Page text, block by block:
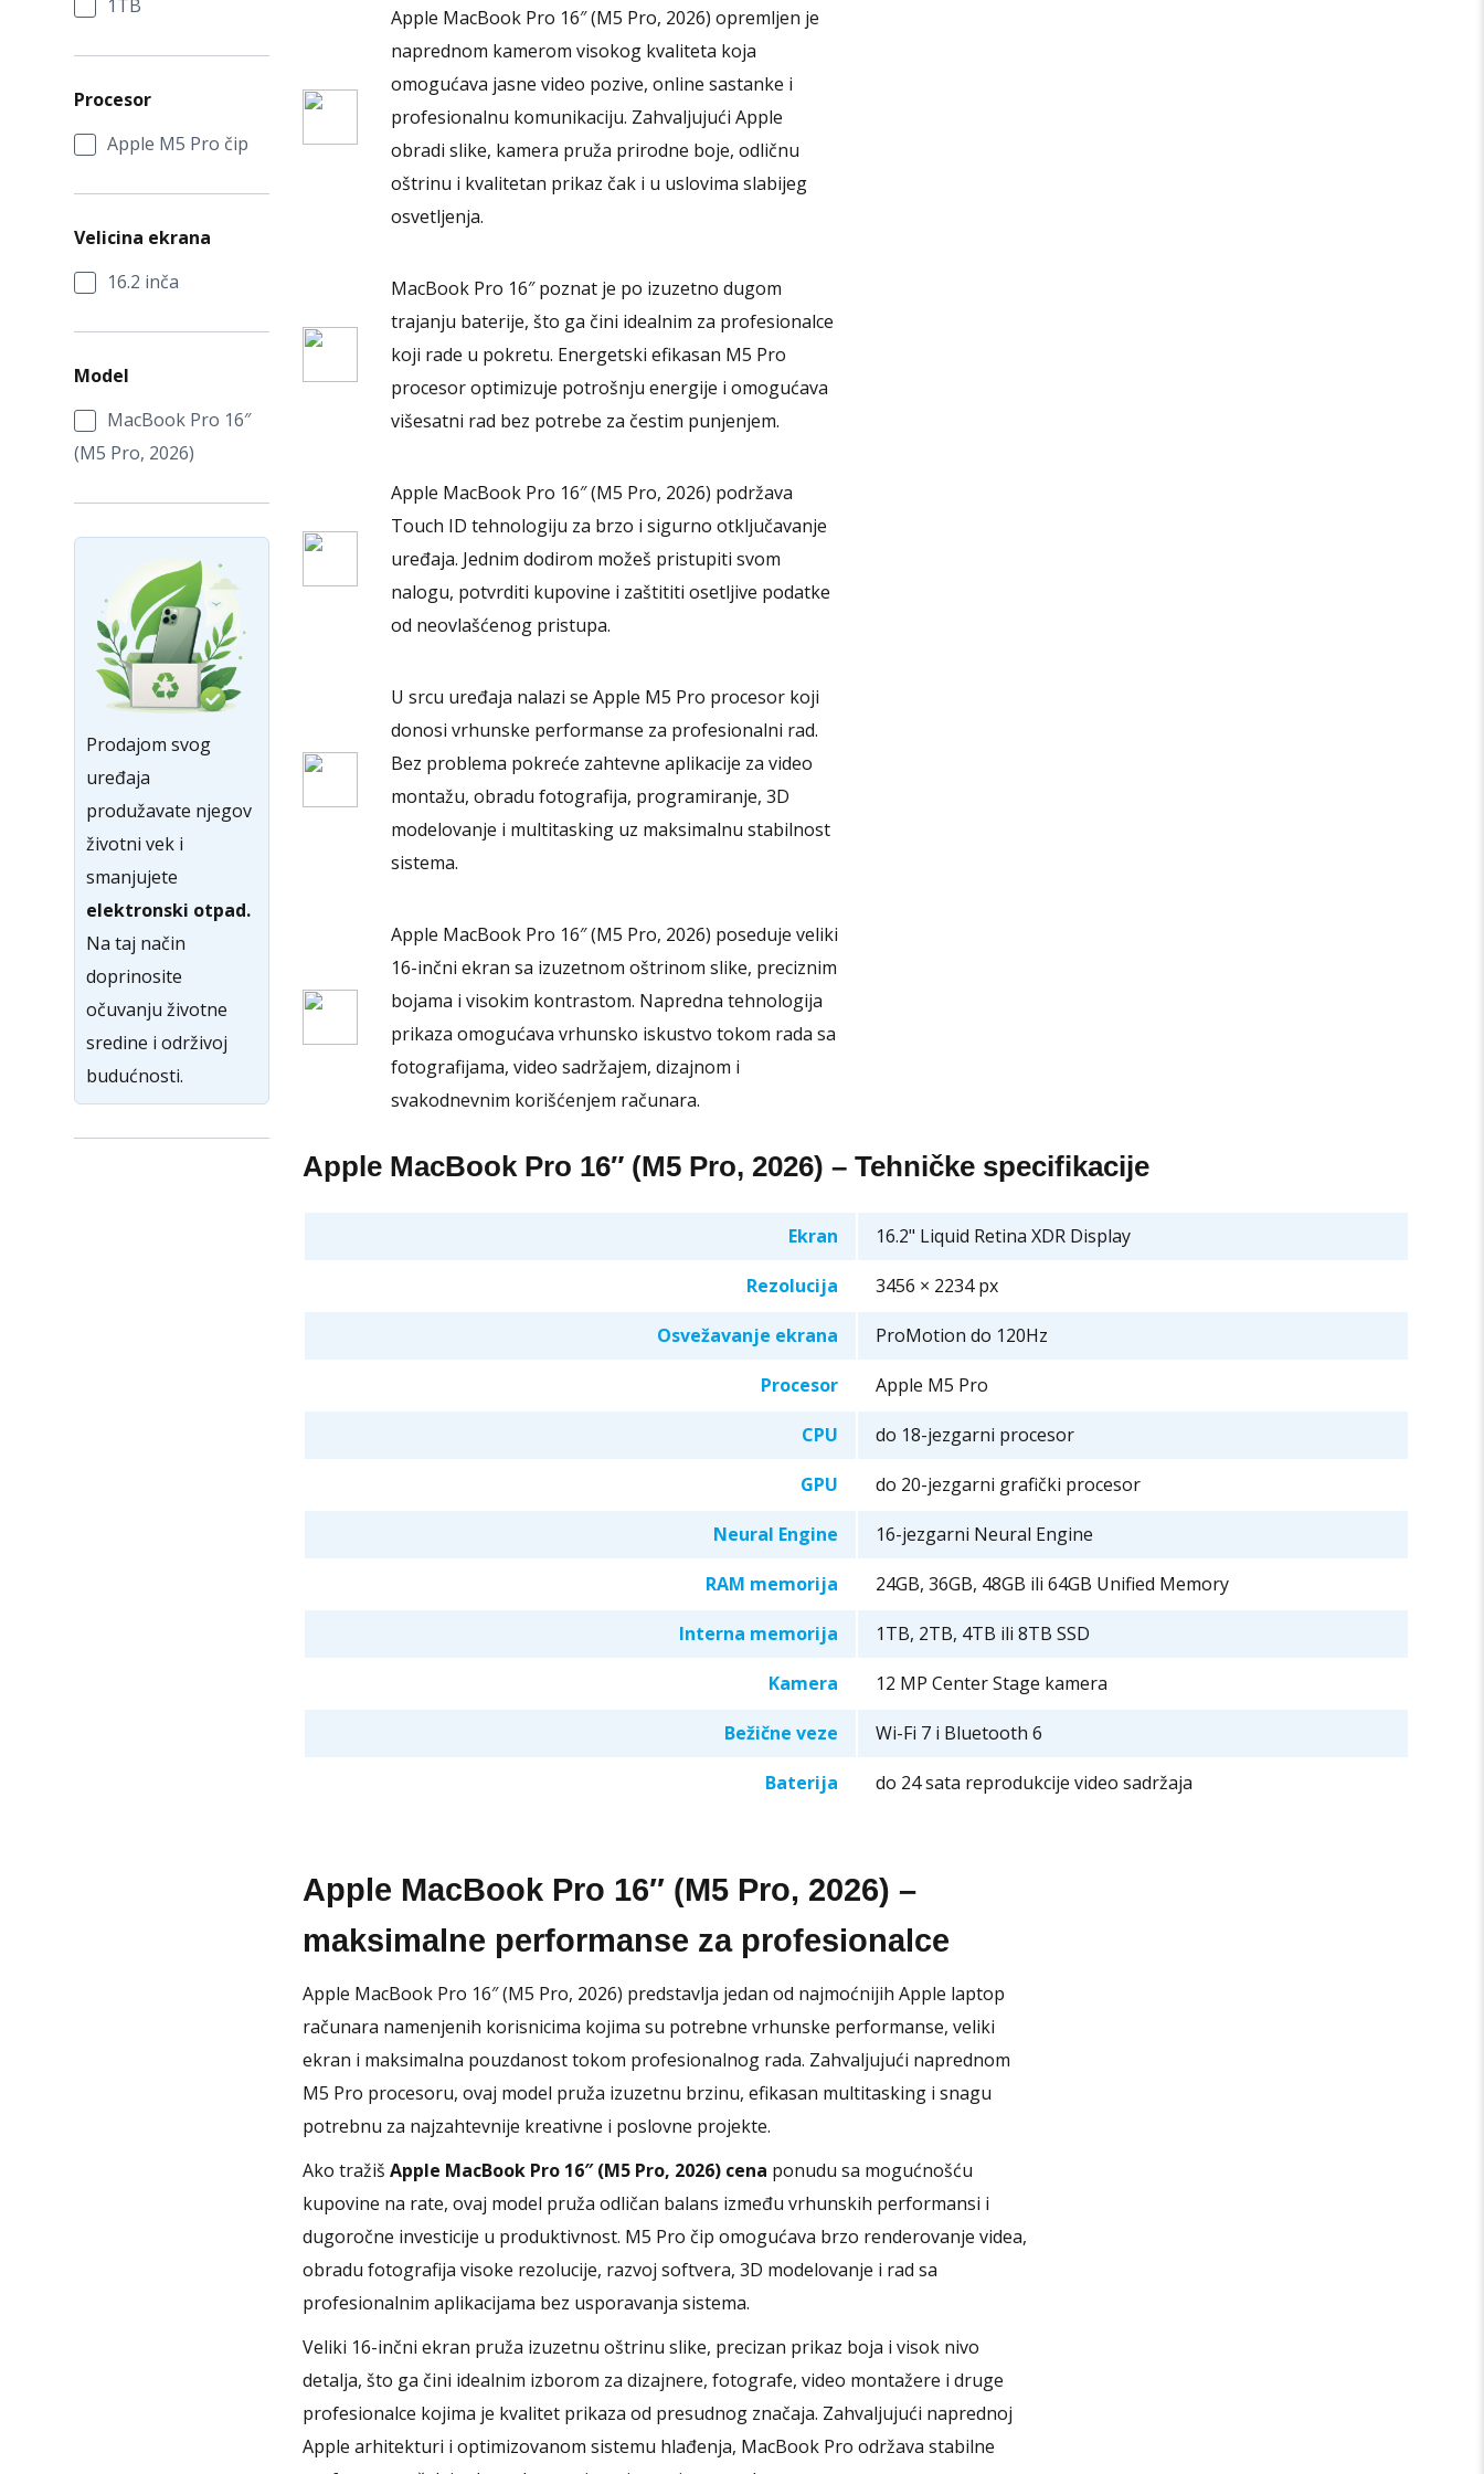
1TB
Procesor
Apple M5 Pro čip
Velicina ekrana
16.2 inča
Model
MacBook Pro 16″
(M5 Pro, 2026)
Prodajom svog
uređaja
produžavate njegov
životni vek i
smanjujete
elektronski otpad.
Na taj način
doprinosite
očuvanju životne
sredine i održivoj
budućnosti.
Apple MacBook Pro 16″ (M5 Pro, 2026) opremljen je
naprednom kamerom visokog kvaliteta koja
omogućava jasne video pozive, online sastanke i
profesionalnu komunikaciju. Zahvaljujući Apple
obradi slike, kamera pruža prirodne boje, odličnu
oštrinu i kvalitetan prikaz čak i u uslovima slabijeg
osvetljenja.
MacBook Pro 16″ poznat je po izuzetno dugom
trajanju baterije, što ga čini idealnim za profesionalce
koji rade u pokretu. Energetski efikasan M5 Pro
procesor optimizuje potrošnju energije i omogućava
višesatni rad bez potrebe za čestim punjenjem.
Apple MacBook Pro 16″ (M5 Pro, 2026) podržava
Touch ID tehnologiju za brzo i sigurno otključavanje
uređaja. Jednim dodirom možeš pristupiti svom
nalogu, potvrditi kupovine i zaštititi osetljive podatke
od neovlašćenog pristupa.
U srcu uređaja nalazi se Apple M5 Pro procesor koji
donosi vrhunske performanse za profesionalni rad.
Bez problema pokreće zahtevne aplikacije za video
montažu, obradu fotografija, programiranje, 3D
modelovanje i multitasking uz maksimalnu stabilnost
sistema.
Apple MacBook Pro 16″ (M5 Pro, 2026) poseduje veliki
16-inčni ekran sa izuzetnom oštrinom slike, preciznim
bojama i visokim kontrastom. Napredna tehnologija
prikaza omogućava vrhunsko iskustvo tokom rada sa
fotografijama, video sadržajem, dizajnom i
svakodnevnim korišćenjem računara.
Apple MacBook Pro 16″ (M5 Pro, 2026) – Tehničke specifikacije
Ekran 16.2" Liquid Retina XDR Display
Rezolucija 3456 × 2234 px
Osvežavanje ekrana ProMotion do 120Hz
Procesor Apple M5 Pro
CPU do 18-jezgarni procesor
GPU do 20-jezgarni grafički procesor
Neural Engine 16-jezgarni Neural Engine
RAM memorija 24GB, 36GB, 48GB ili 64GB Unified Memory
Interna memorija 1TB, 2TB, 4TB ili 8TB SSD
Kamera 12 MP Center Stage kamera
Bežične veze Wi-Fi 7 i Bluetooth 6
Baterija do 24 sata reprodukcije video sadržaja
Apple MacBook Pro 16″ (M5 Pro, 2026) –
maksimalne performanse za profesionalce
Apple MacBook Pro 16″ (M5 Pro, 2026) predstavlja jedan od najmoćnijih Apple laptop
računara namenjenih korisnicima kojima su potrebne vrhunske performanse, veliki
ekran i maksimalna pouzdanost tokom profesionalnog rada. Zahvaljujući naprednom
M5 Pro procesoru, ovaj model pruža izuzetnu brzinu, efikasan multitasking i snagu
potrebnu za najzahtevnije kreativne i poslovne projekte.
Ako tražiš Apple MacBook Pro 16″ (M5 Pro, 2026) cena ponudu sa mogućnošću
kupovine na rate, ovaj model pruža odličan balans između vrhunskih performansi i
dugoročne investicije u produktivnost. M5 Pro čip omogućava brzo renderovanje videa,
obradu fotografija visoke rezolucije, razvoj softvera, 3D modelovanje i rad sa
profesionalnim aplikacijama bez usporavanja sistema.
Veliki 16-inčni ekran pruža izuzetnu oštrinu slike, precizan prikaz boja i visok nivo
detalja, što ga čini idealnim izborom za dizajnere, fotografe, video montažere i druge
profesionalce kojima je kvalitet prikaza od presudnog značaja. Zahvaljujući naprednoj
Apple arhitekturi i optimizovanom sistemu hlađenja, MacBook Pro održava stabilne